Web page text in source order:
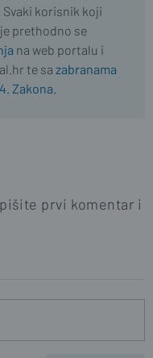
korisnik koji
prethodno se
na web portalu i
te sa zabranama
Zakona.
prvi komentar i